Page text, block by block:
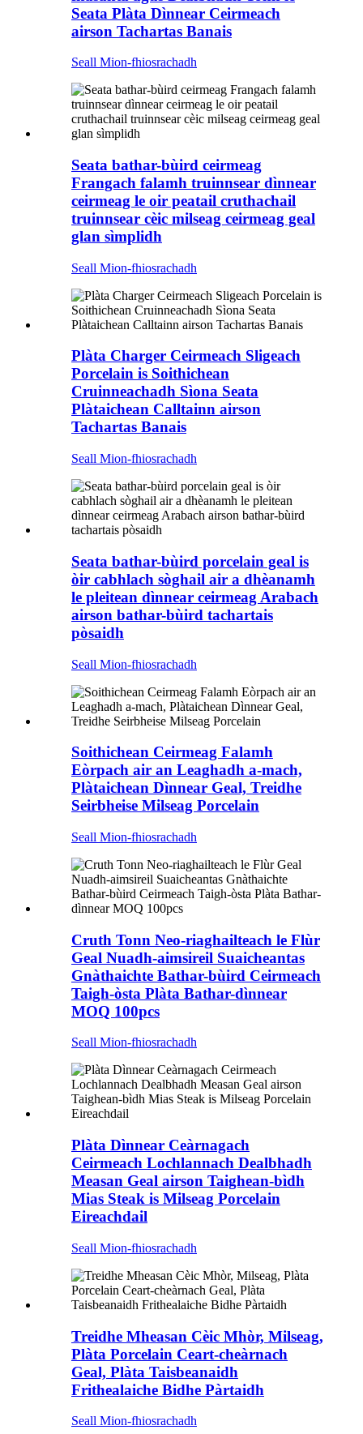
Seata Plàta Dìnnear Ceirmeach
airson Tachartas Banais
Seall Mion-fhiosrachadh
Seata bathar-bùird ceirmeag
Frangach falamh truinnsear dìnnear
ceirmeag le oir peatail cruthachail
truinnsear cèic milseag ceirmeag geal
glan sìmplidh
Seall Mion-fhiosrachadh
Plàta Charger Ceirmeach Sligeach
Porcelain is Soithichean
Cruinneachadh Sìona Seata
Plàtaichean Calltainn airson
Tachartas Banais
Seall Mion-fhiosrachadh
Seata bathar-bùird porcelain geal is
òir cabhlach sòghail air a dhèanamh
le pleitean dìnnear ceirmeag Arabach
airson bathar-bùird tachartais
pòsaidh
Seall Mion-fhiosrachadh
Soithichean Ceirmeag Falamh
Eòrpach air an Leaghadh a-mach,
Plàtaichean Dìnnear Geal, Treidhe
Seirbheise Milseag Porcelain
Seall Mion-fhiosrachadh
Cruth Tonn Neo-riaghailteach le Flùr
Geal Nuadh-aimsireil Suaicheantas
Gnàthaichte Bathar-bùird Ceirmeach
Taigh-òsta Plàta Bathar-dìnnear
MOQ 100pcs
Seall Mion-fhiosrachadh
Plàta Dìnnear Ceàrnagach
Ceirmeach Lochlannach Dealbhadh
Measan Geal airson Taighean-bìdh
Mias Steak is Milseag Porcelain
Eireachdail
Seall Mion-fhiosrachadh
Treidhe Mheasan Cèic Mhòr, Milseag,
Plàta Porcelain Ceart-cheàrnach
Geal, Plàta Taisbeanaidh
Frithealaiche Bidhe Pàrtaidh
Seall Mion-fhiosrachadh